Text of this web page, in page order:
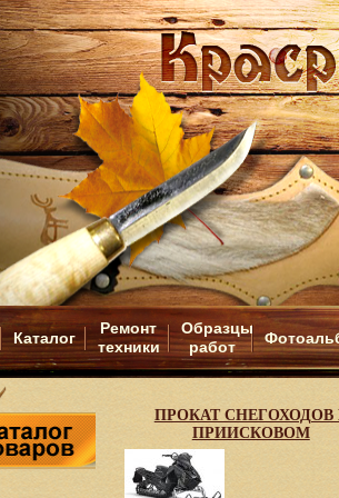
Каталог
Ремонт
техники
Образцы
работ
ПРОКАТ СНЕГОХОДОВ
ПРИИСКОВОМ